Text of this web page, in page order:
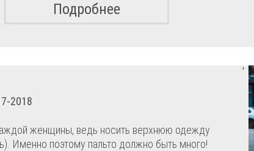
Подробнее
2018
женщины, ведь носить верхнюю одежду
Именно поэтому пальто должно быть много!
'